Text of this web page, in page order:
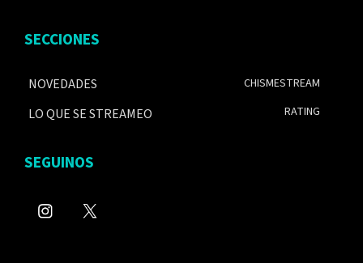
SECCIONES
NOVEDADES
LO QUE SE STREAMEO
CHISMESTREAM
RATING
SEGUINOS